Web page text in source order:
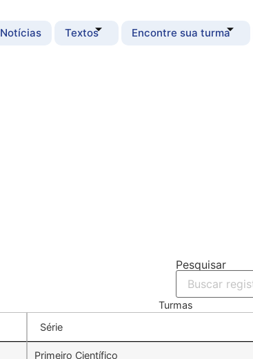
Notícias Textos Encontre sua turma
Pesquisar
Turmas
Série
Primeiro Científico